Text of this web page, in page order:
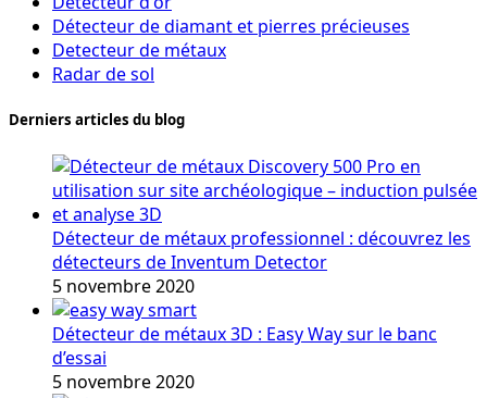
Détecteur de diamant et pierres précieuses
Detecteur de métaux
Radar de sol
Derniers articles du blog
Détecteur de métaux professionnel : découvrez les
détecteurs de Inventum Detector
5 novembre 2020
Détecteur de métaux 3D : Easy Way sur le banc
d’essai
5 novembre 2020